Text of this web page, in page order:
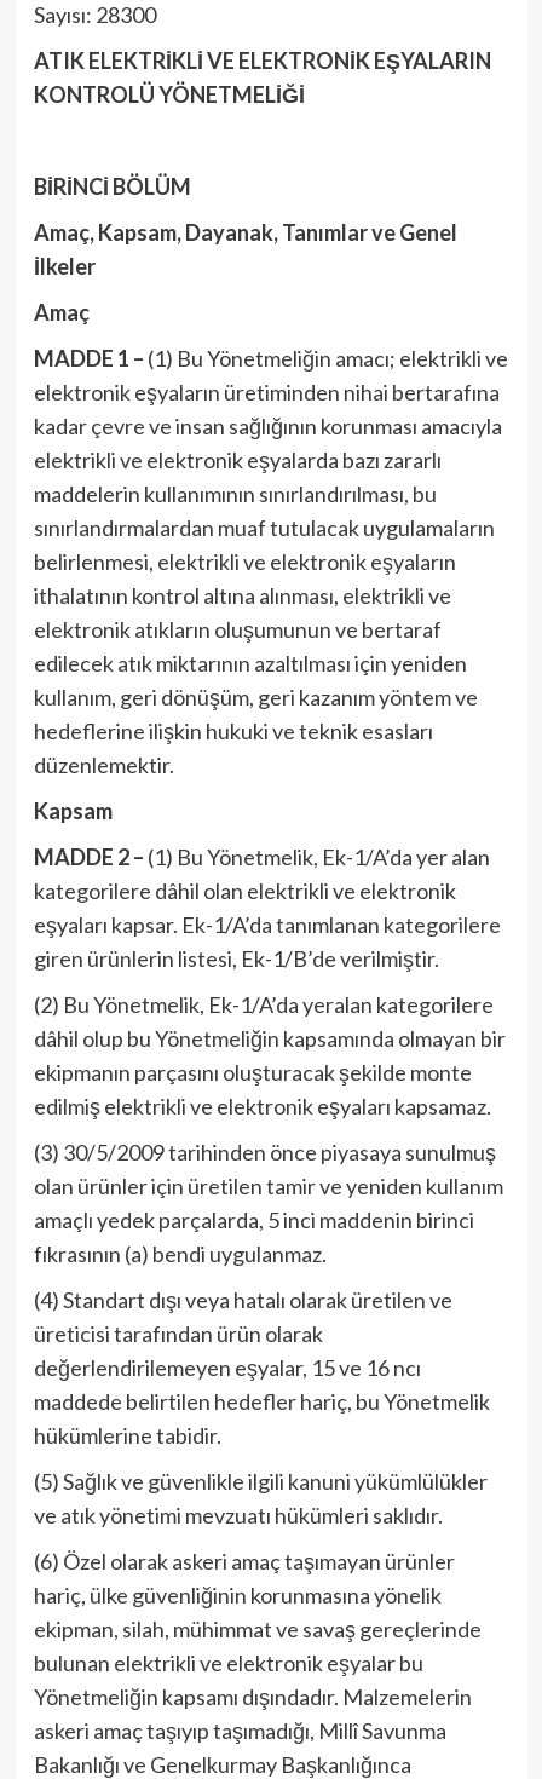
Sayısı: 28300
ATIK ELEKTRİKLİ VE ELEKTRONİK EŞYALARIN
KONTROLÜ YÖNETMELİĞİ
BİRİNCİ BÖLÜM
Amaç, Kapsam, Dayanak, Tanımlar ve Genel
İlkeler
Amaç
MADDE 1 – (1) Bu Yönetmeliğin amacı; elektrikli ve
elektronik eşyaların üretiminden nihai bertarafına
kadar çevre ve insan sağlığının korunması amacıyla
elektrikli ve elektronik eşyalarda bazı zararlı
maddelerin kullanımının sınırlandırılması, bu
sınırlandırmalardan muaf tutulacak uygulamaların
belirlenmesi, elektrikli ve elektronik eşyaların
ithalatının kontrol altına alınması, elektrikli ve
elektronik atıkların oluşumunun ve bertaraf
edilecek atık miktarının azaltılması için yeniden
kullanım, geri dönüşüm, geri kazanım yöntem ve
hedeflerine ilişkin hukuki ve teknik esasları
düzenlemektir.
Kapsam
MADDE 2 – (1) Bu Yönetmelik, Ek-1/A’da yer alan
kategorilere dâhil olan elektrikli ve elektronik
eşyaları kapsar. Ek-1/A’da tanımlanan kategorilere
giren ürünlerin listesi, Ek-1/B’de verilmiştir.
(2) Bu Yönetmelik, Ek-1/A’da yeralan kategorilere
dâhil olup bu Yönetmeliğin kapsamında olmayan bir
ekipmanın parçasını oluşturacak şekilde monte
edilmiş elektrikli ve elektronik eşyaları kapsamaz.
(3) 30/5/2009 tarihinden önce piyasaya sunulmuş
olan ürünler için üretilen tamir ve yeniden kullanım
amaçlı yedek parçalarda, 5 inci maddenin birinci
fıkrasının (a) bendi uygulanmaz.
(4) Standart dışı veya hatalı olarak üretilen ve
üreticisi tarafından ürün olarak
değerlendirilemeyen eşyalar, 15 ve 16 ncı
maddede belirtilen hedefler hariç, bu Yönetmelik
hükümlerine tabidir.
(5) Sağlık ve güvenlikle ilgili kanuni yükümlülükler
ve atık yönetimi mevzuatı hükümleri saklıdır.
(6) Özel olarak askeri amaç taşımayan ürünler
hariç, ülke güvenliğinin korunmasına yönelik
ekipman, silah, mühimmat ve savaş gereçlerinde
bulunan elektrikli ve elektronik eşyalar bu
Yönetmeliğin kapsamı dışındadır. Malzemelerin
askeri amaç taşıyıp taşımadığı, Millî Savunma
Bakanlığı ve Genelkurmay Başkanlığınca